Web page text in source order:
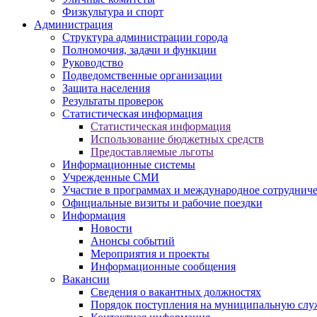
Физкультура и спорт
Администрация
Структура администрации города
Полномочия, задачи и функции
Руководство
Подведомственные организации
Защита населения
Результаты проверок
Статистическая информация
Статистическая информация
Использование бюджетных средств
Предоставляемые льготы
Информационные системы
Учрежденные СМИ
Участие в программах и международное
Официальные визиты и рабочие поездки
Информация
Новости
Анонсы событий
Мероприятия и проекты
Информационные сообщения
Вакансии
Сведения о вакантных должностях
Порядок поступления на муниципальную